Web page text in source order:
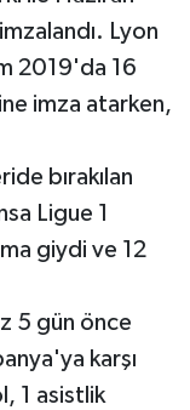
Lyon
2019'da 16
imza atarken,
bırakılan
Ligue 1
giydi ve 12
5 gün önce
karşı
1 asistlik